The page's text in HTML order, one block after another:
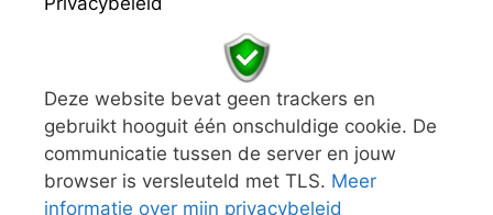
Deze website bevat geen trackers en
gebruikt hooguit één onschuldige cookie. De
communicatie tussen de server en jouw
browser is versleuteld met TLS. Meer
informatie over mijn privacybeleid